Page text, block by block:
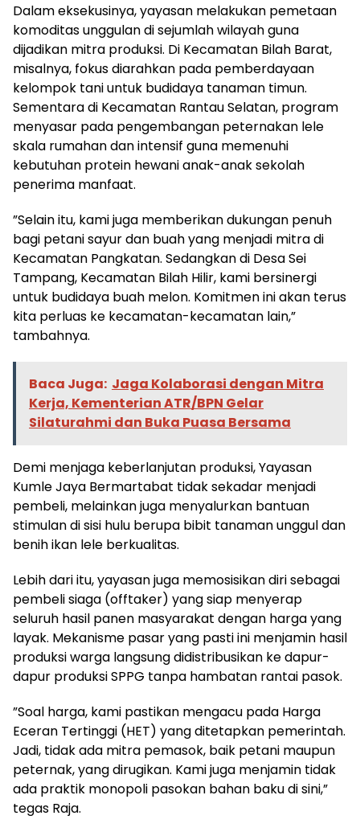
​Dalam eksekusinya, yayasan melakukan pemetaan
komoditas unggulan di sejumlah wilayah guna
dijadikan mitra produksi. Di Kecamatan Bilah Barat,
misalnya, fokus diarahkan pada pemberdayaan
kelompok tani untuk budidaya tanaman timun.
Sementara di Kecamatan Rantau Selatan, program
menyasar pada pengembangan peternakan lele
skala rumahan dan intensif guna memenuhi
kebutuhan protein hewani anak-anak sekolah
penerima manfaat.
​”Selain itu, kami juga memberikan dukungan penuh
bagi petani sayur dan buah yang menjadi mitra di
Kecamatan Pangkatan. Sedangkan di Desa Sei
Tampang, Kecamatan Bilah Hilir, kami bersinergi
untuk budidaya buah melon. Komitmen ini akan terus
kita perluas ke kecamatan-kecamatan lain,”
tambahnya.
Baca Juga: Jaga Kolaborasi dengan Mitra
Kerja, Kementerian ATR/BPN Gelar
Silaturahmi dan Buka Puasa Bersama
​Demi menjaga keberlanjutan produksi, Yayasan
Kumle Jaya Bermartabat tidak sekadar menjadi
pembeli, melainkan juga menyalurkan bantuan
stimulan di sisi hulu berupa bibit tanaman unggul dan
benih ikan lele berkualitas.
​Lebih dari itu, yayasan juga memosisikan diri sebagai
pembeli siaga (offtaker) yang siap menyerap
seluruh hasil panen masyarakat dengan harga yang
layak. Mekanisme pasar yang pasti ini menjamin hasil
produksi warga langsung didistribusikan ke dapur-
dapur produksi SPPG tanpa hambatan rantai pasok.
​”Soal harga, kami pastikan mengacu pada Harga
Eceran Tertinggi (HET) yang ditetapkan pemerintah.
Jadi, tidak ada mitra pemasok, baik petani maupun
peternak, yang dirugikan. Kami juga menjamin tidak
ada praktik monopoli pasokan bahan baku di sini,”
tegas Raja.